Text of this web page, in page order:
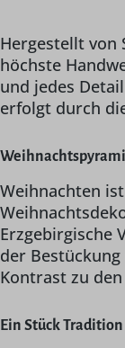
Hergestellt von
höchste
und jedes
erfolgt durch
Weihnachten
Erzgebirgische
der
Kontrast zu
Ein Stück